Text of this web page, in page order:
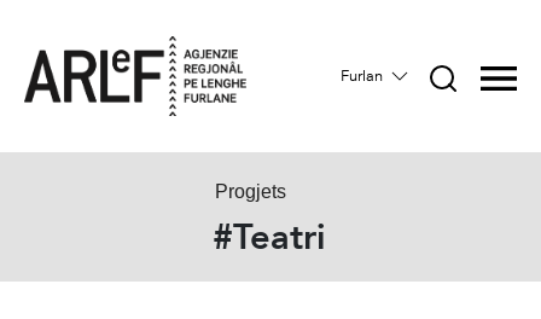
Furlan
Progjets
#Teatri